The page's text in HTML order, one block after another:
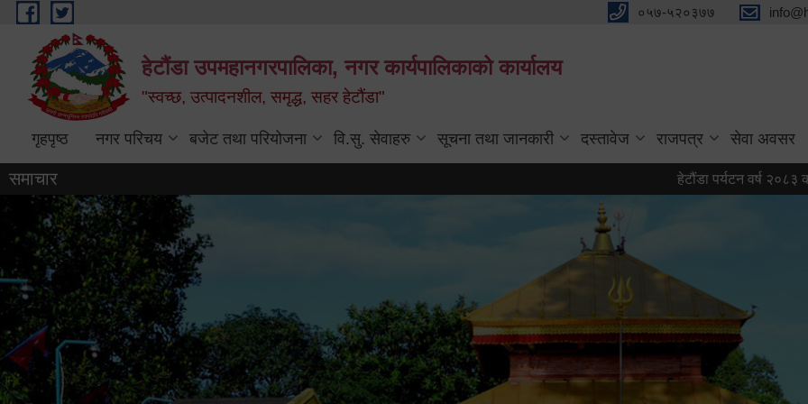
Skip to main content ०५७-५२०३७७
हेटौंडा उपमहानगरपालिका, नगर कार्यपालिकाको कार्यालय
"स्वच्छ, उत्पादनशील, समृद्ध, सहर हेटौंडा"
गृहपृष्ठ नगर परिचय बजेट तथा परियोजना वि.सु. सेवाहरु सूचना तथा जानकारी दस्तावेज राजपत्र सेवा अवसर
समाचार हेटौंडा पर्यटन वर्ष २०८३ को